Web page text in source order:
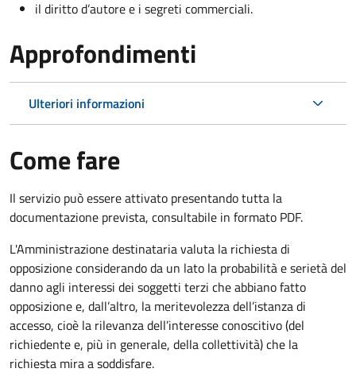
il diritto d’autore e i segreti commerciali.
Approfondimenti
Ulteriori informazioni
Come fare
Il servizio può essere attivato presentando tutta la
documentazione prevista, consultabile in formato PDF.
L'Amministrazione destinataria valuta la richiesta di
opposizione considerando da un lato la probabilità e serietà del
danno agli interessi dei soggetti terzi che abbiano fatto
opposizione e, dall’altro, la meritevolezza dell’istanza di
accesso, cioè la rilevanza dell’interesse conoscitivo (del
richiedente e, più in generale, della collettività) che la
richiesta mira a soddisfare.